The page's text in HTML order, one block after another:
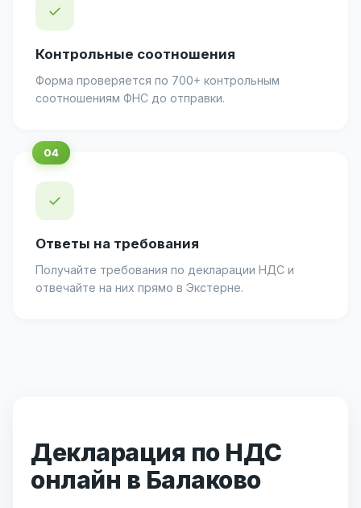
✓
Контрольные соотношения
Форма проверяется по 700+ контрольным
соотношениям ФНС до отправки.
✓
Ответы на требования
Получайте требования по декларации НДС и
отвечайте на них прямо в Экстерне.
Декларация по НДС
онлайн в Балаково